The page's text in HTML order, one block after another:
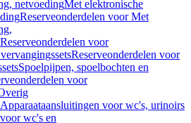
netvoedingMet elektronische
Reserveonderdelen voor Met
Reserveonderdelen voor
Reserveonderdelen voor
Spoelpijpen, spoelbochten en
voor
Apparaataansluitingen voor wc's, urinoirs
wc's en